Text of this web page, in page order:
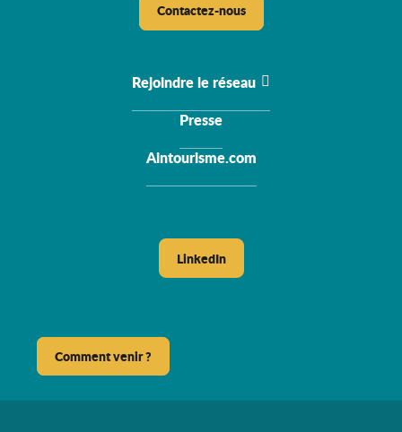
Contactez-nous
Rejoindre le réseau
Presse
Aintourisme.com
LinkedIn
Comment venir ?